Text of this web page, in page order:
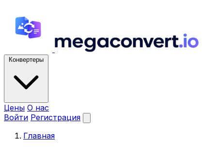
Конвертеры
Цены О нас
Войти Регистрация
Главная